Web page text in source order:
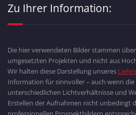
Zu Ihrer Information:
Die hier verwendeten Bilder stammen
umgesetzten Projekten und nicht aus
Wir halten diese Darstellung unseres
Information für sinnvoller – auch wenn
unterschiedlichen Lichtverhältnisse und
Erstellen der Aufnahmen nicht unbedingt